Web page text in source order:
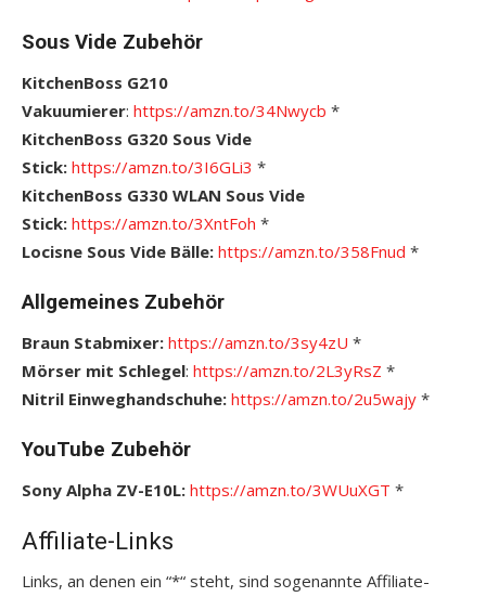
Sous Vide Zubehör
KitchenBoss G210
Vakuumierer: https://amzn.to/34Nwycb *
KitchenBoss G320 Sous Vide
Stick: https://amzn.to/3I6GLi3 *
KitchenBoss G330 WLAN Sous Vide
Stick: https://amzn.to/3XntFoh *
Locisne Sous Vide Bälle: https://amzn.to/358Fnud *
Allgemeines Zubehör
Braun Stabmixer: https://amzn.to/3sy4zU *
Mörser mit Schlegel: https://amzn.to/2L3yRsZ *
Nitril Einweghandschuhe: https://amzn.to/2u5wajy *
YouTube Zubehör
Sony Alpha ZV-E10L: https://amzn.to/3WUuXGT *
Affiliate-Links
Links, an denen ein “*“ steht, sind sogenannte Affiliate-